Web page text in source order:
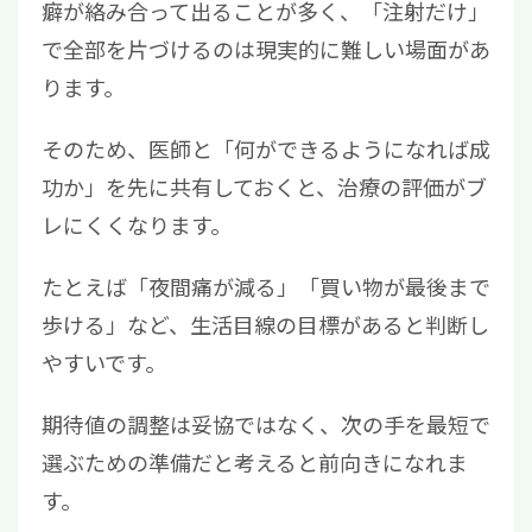
癖が絡み合って出ることが多く、「注射だけ」
で全部を片づけるのは現実的に難しい場面があ
ります。
そのため、医師と「何ができるようになれば成
功か」を先に共有しておくと、治療の評価がブ
レにくくなります。
たとえば「夜間痛が減る」「買い物が最後まで
歩ける」など、生活目線の目標があると判断し
やすいです。
期待値の調整は妥協ではなく、次の手を最短で
選ぶための準備だと考えると前向きになれま
す。